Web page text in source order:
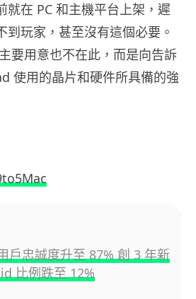
就在 PC 和主機平台上架，遲
到玩家，甚至沒有這個必要。
要用意也不在此，而是向告訴
使用的晶片和硬件所具備的強
戶忠誠度升至 87% 創 3 年新
比例跌至 12%